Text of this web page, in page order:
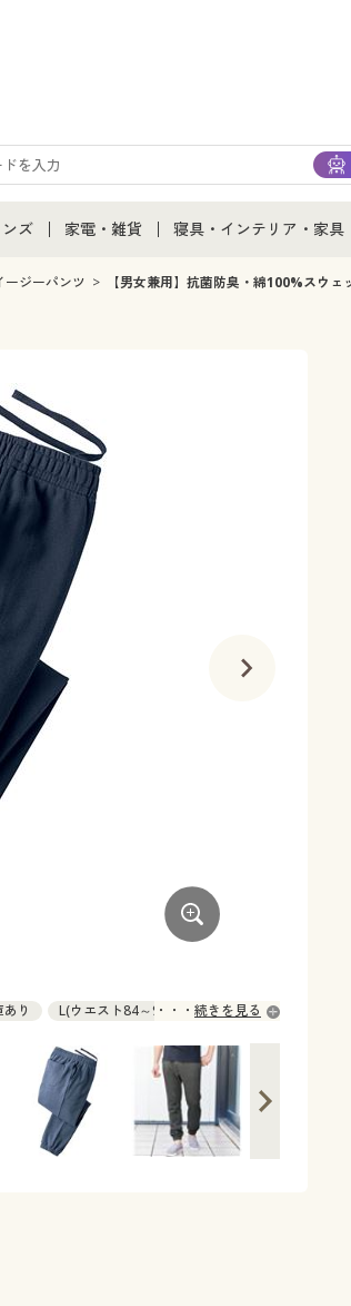
て
下着
ンズ
ンズ通販すべて
ンズ下着
家電・雑貨
家電・雑貨すべて
寝具・インテリア・家具
寝具・インテリア・家具
カーテン・ラグ・ファ
ージーパンツ 【男女兼用】抗菌防臭・綿100%スウェ
り
L(ウエスト84～94) ◎ 在庫あり
◎ 在庫あり
続きを見る